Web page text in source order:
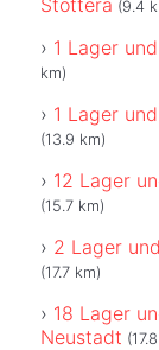
(9.4
1 Lager
km)
1 Lager
(13.9 km)
12 Lager
(15.7 km)
2 Lager
(17.7 km)
18 Lager
Neustadt